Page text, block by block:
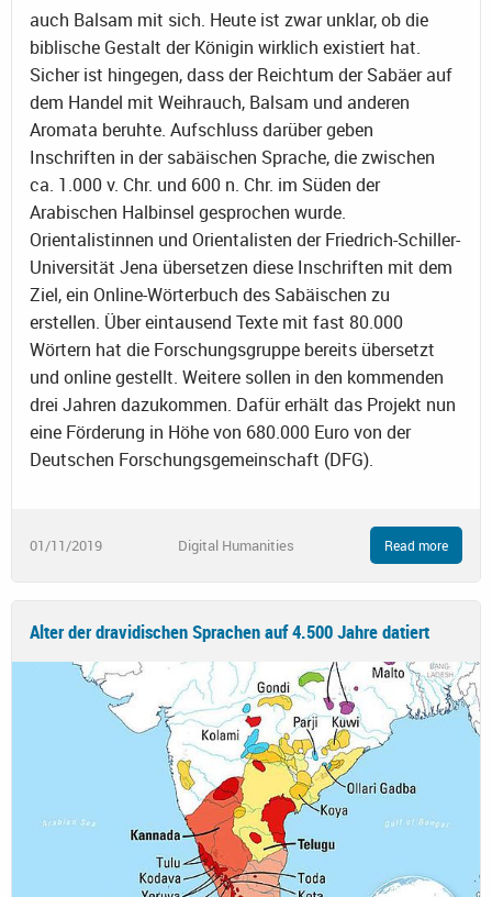
auch Balsam mit sich. Heute ist zwar unklar, ob die
biblische Gestalt der Königin wirklich existiert hat.
Sicher ist hingegen, dass der Reichtum der Sabäer auf
dem Handel mit Weihrauch, Balsam und anderen
Aromata beruhte. Aufschluss darüber geben
Inschriften in der sabäischen Sprache, die zwischen
ca. 1.000 v. Chr. und 600 n. Chr. im Süden der
Arabischen Halbinsel gesprochen wurde.
Orientalistinnen und Orientalisten der Friedrich-Schiller-
Universität Jena übersetzen diese Inschriften mit dem
Ziel, ein Online-Wörterbuch des Sabäischen zu
erstellen. Über eintausend Texte mit fast 80.000
Wörtern hat die Forschungsgruppe bereits übersetzt
und online gestellt. Weitere sollen in den kommenden
drei Jahren dazukommen. Dafür erhält das Projekt nun
eine Förderung in Höhe von 680.000 Euro von der
Deutschen Forschungsgemeinschaft (DFG).
01/11/2019 Digital Humanities Read more
Alter der dravidischen Sprachen auf 4.500 Jahre datiert